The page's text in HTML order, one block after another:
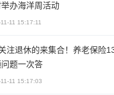
举办海洋周活动
11 15:17:11
注退休的来集合！养老保险
题一次答
11 15:17:03